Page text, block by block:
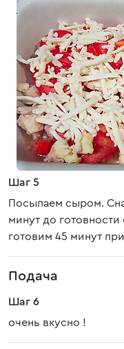
Шаг 5
Посыпаем сыром.
минут до
готовим 45 минут
Подача
Шаг 6
очень вкусно !